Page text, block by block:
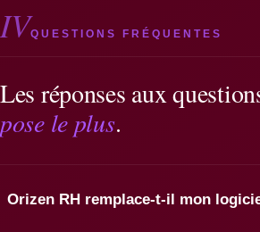
IVQUESTIONS FRÉQUENTES
Les réponses aux
pose le plus.
Orizen RH remplace-t-il mon